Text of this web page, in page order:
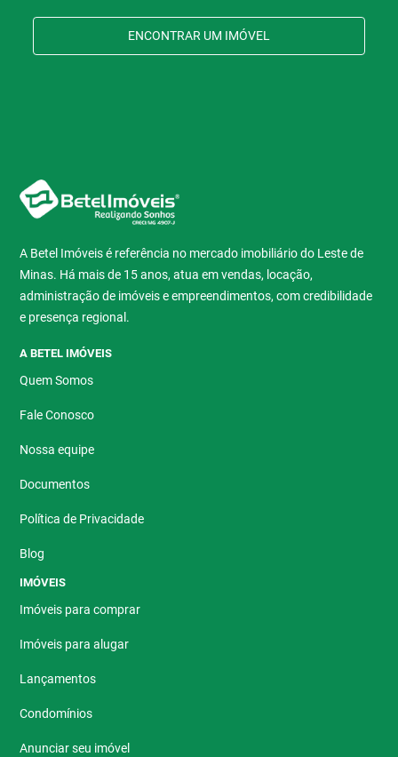
ENCONTRAR UM IMÓVEL
A Betel Imóveis é referência no mercado imobiliário do Leste de
Minas. Há mais de 15 anos, atua em vendas, locação,
administração de imóveis e empreendimentos, com credibilidade
e presença regional.
A BETEL IMÓVEIS
Quem Somos
Fale Conosco
Nossa equipe
Documentos
Política de Privacidade
Blog
IMÓVEIS
Imóveis para comprar
Imóveis para alugar
Lançamentos
Condomínios
Anunciar seu imóvel